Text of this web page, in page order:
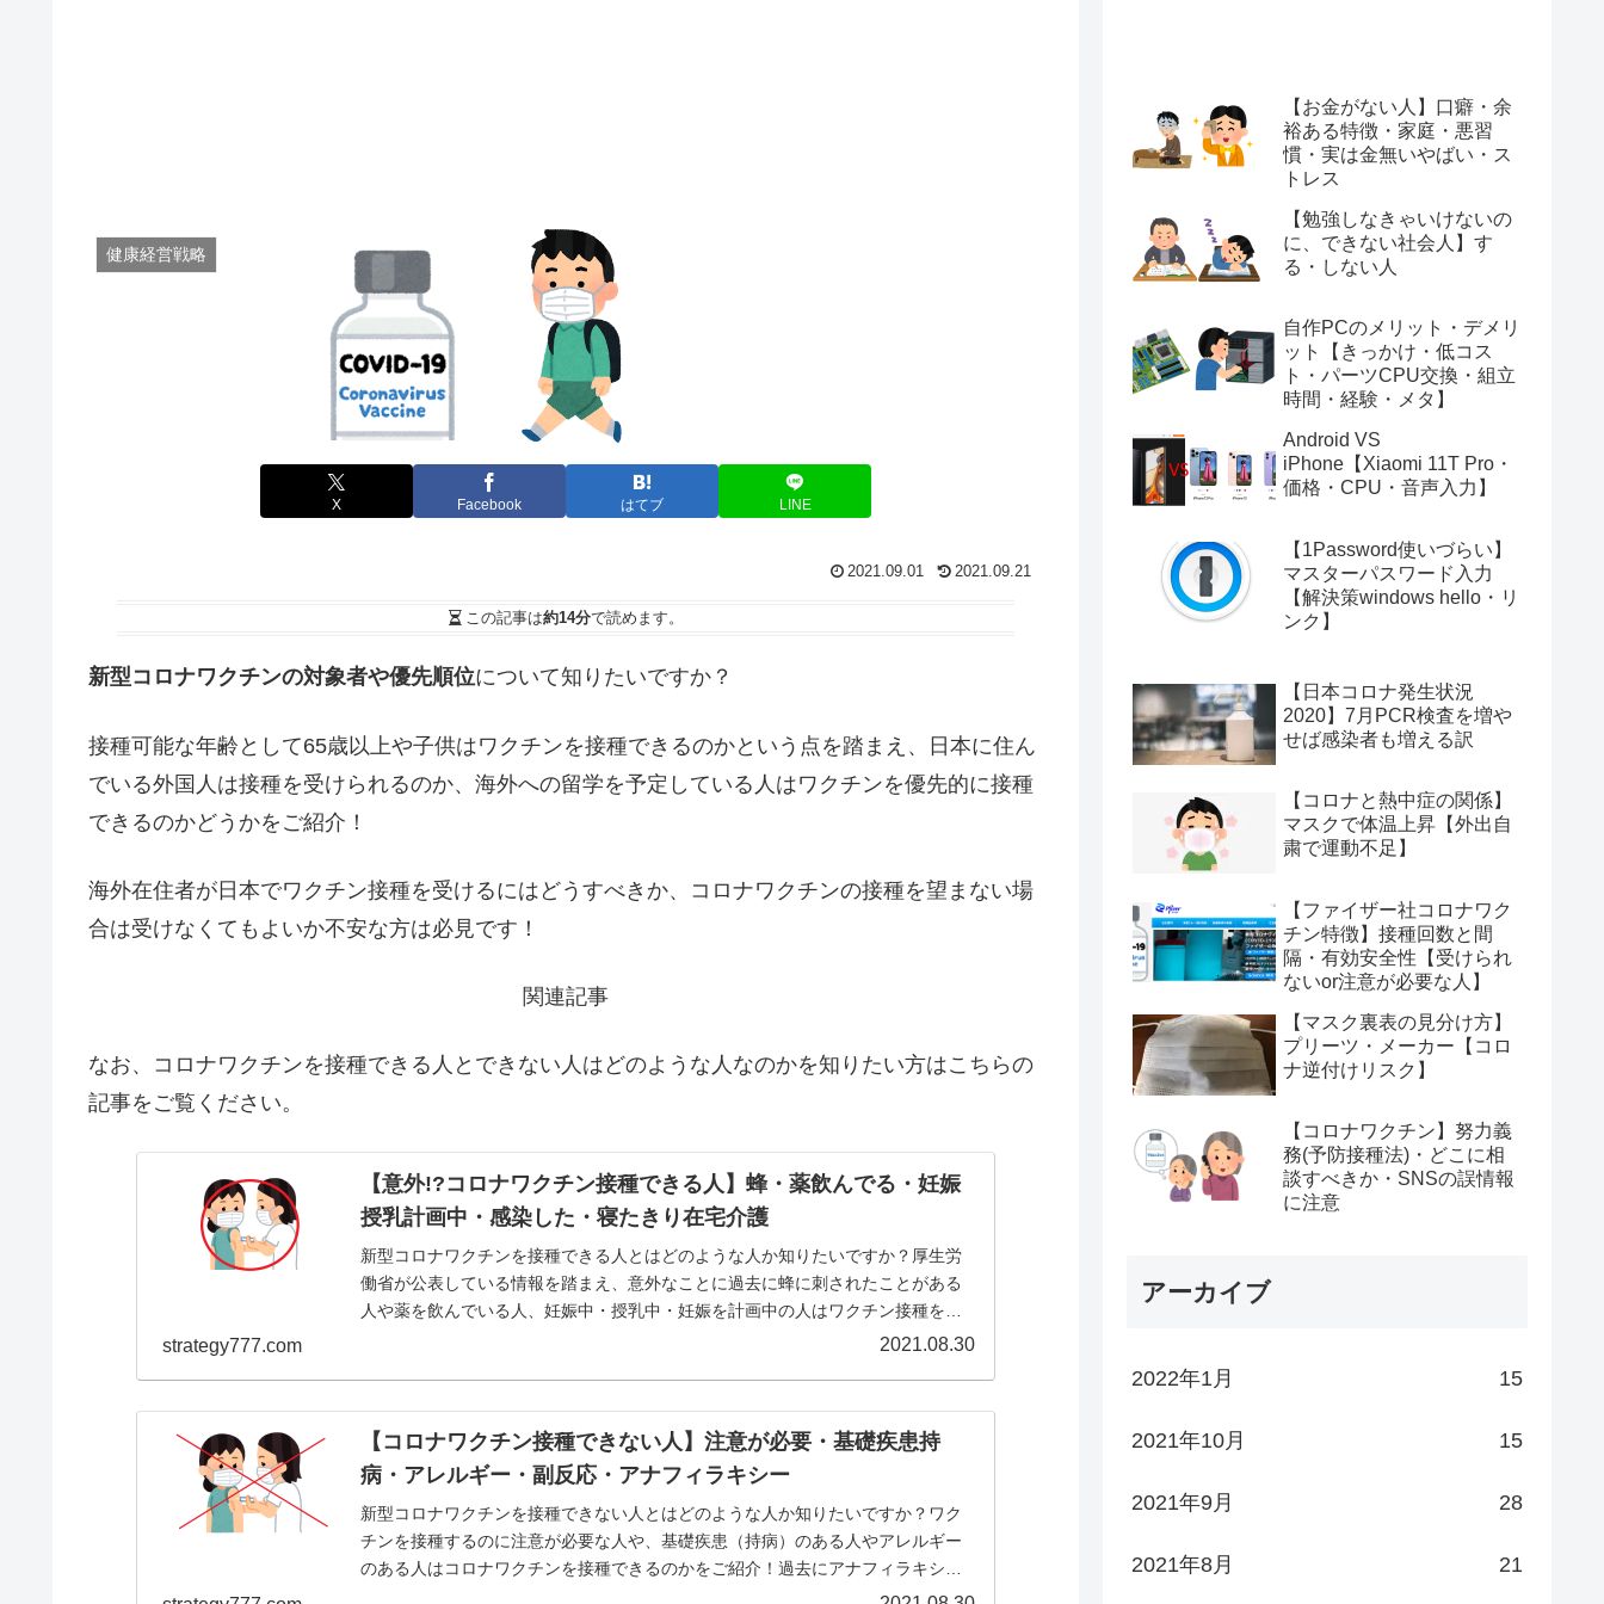
健康経営戦略
X Facebook はてブ LINE
2021.09.01 2021.09.21
この記事は約14分で読めます。
新型コロナワクチンの対象者や優先順位について知りたいですか？
接種可能な年齢として65歳以上や子供はワクチンを接種できるのかという点を踏まえ、日本に住ん
でいる外国人は接種を受けられるのか、海外への留学を予定している人はワクチンを優先的に接種
できるのかどうかをご紹介！
海外在住者が日本でワクチン接種を受けるにはどうすべきか、コロナワクチンの接種を望まない場
合は受けなくてもよいか不安な方は必見です！
関連記事
なお、コロナワクチンを接種できる人とできない人はどのような人なのかを知りたい方はこちらの
記事をご覧ください。
【意外!?コロナワクチン接種できる人】蜂・薬飲んでる・妊娠
授乳計画中・感染した・寝たきり在宅介護
新型コロナワクチンを接種できる人とはどのような人か知りたいですか？厚生労
働省が公表している情報を踏まえ、意外なことに過去に蜂に刺されたことがある
人や薬を飲んでいる人、妊娠中・授乳中・妊娠を計画中の人はワクチン接種をす
strategy777.com 2021.08.30
【コロナワクチン接種できない人】注意が必要・基礎疾患持
病・アレルギー・副反応・アナフィラキシー
新型コロナワクチンを接種できない人とはどのような人か知りたいですか？ワク
チンを接種するのに注意が必要な人や、基礎疾患（持病）のある人やアレルギー
のある人はコロナワクチンを接種できるのかをご紹介！過去にアナフィラキシー
【お金がない人】口癖・余
裕ある特徴・家庭・悪習
慣・実は金無いやばい・ス
トレス
【勉強しなきゃいけないの
に、できない社会人】す
る・しない人
自作PCのメリット・デメリ
ット【きっかけ・低コス
ト・パーツCPU交換・組立
時間・経験・メタ】
Android VS
iPhone【Xiaomi 11T Pro・
価格・CPU・音声入力】
【1Password使いづらい】
マスターパスワード入力
【解決策windows hello・リ
ンク】
【日本コロナ発生状況
2020】7月PCR検査を増や
せば感染者も増える訳
【コロナと熱中症の関係】
マスクで体温上昇【外出自
粛で運動不足】
【ファイザー社コロナワク
チン特徴】接種回数と間
隔・有効安全性【受けられ
ないor注意が必要な人】
【マスク裏表の見分け方】
プリーツ・メーカー【コロ
ナ逆付けリスク】
【コロナワクチン】努力義
務(予防接種法)・どこに相
談すべきか・SNSの誤情報
に注意
アーカイブ
2022年1月 15
2021年10月 15
2021年9月 28
2021年8月 21